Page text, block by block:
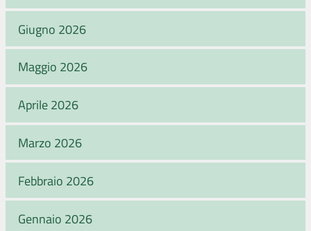
Giugno 2026
Maggio 2026
Aprile 2026
Marzo 2026
Febbraio 2026
Gennaio 2026